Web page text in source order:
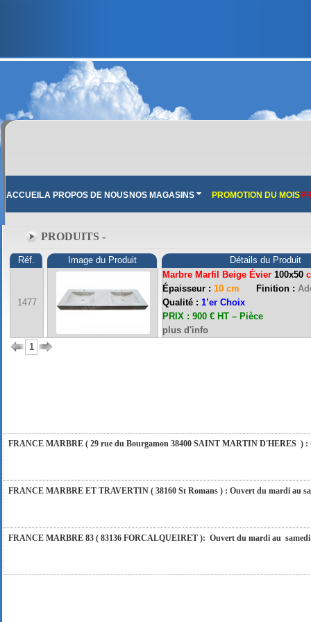
ACCUEILA PROPOS DE NOUS NOS MAGASINS PROMOTION DU MOIS
PRODUITS -
Réf. Image du Produit Détails du Produit
1477
Marbre Marfil Beige Évier 100x50
Épaisseur : 10 cm Finition :
Qualité : 1’er Choix
PRIX : 900 € HT – Pièce
plus d'info
1
FRANCE MARBRE 13 ( 13680 LANCON PROVENCE ): Ouvert du mardi au
FRANCE MARBRE 84 ( 84600 VALREAS ): Ouvert du mardi au samedi inclus de
FRANCE MARBRE ( 29 rue du Bourgamon 38400 SAINT MARTIN D'HERES ) :
FRANCE MARBRE ET TRAVERTIN ( 38160 St Romans ) : Ouvert du mardi au
FRANCE MARBRE 83 ( 83136 FORCALQUEIRET ): Ouvert du mardi au samedi